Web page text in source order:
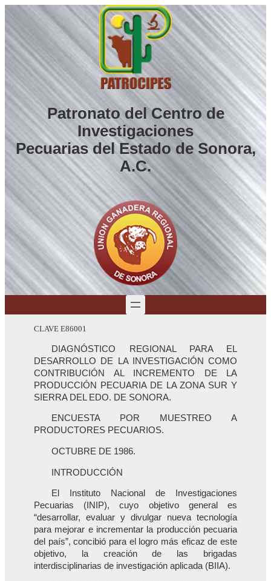
Saltar
al
contenido
Patronato del Centro de
Investigaciones
Pecuarias del Estado de Sonora,
A.C.
CLAVE E86001
DIAGNÓSTICO REGIONAL PARA EL
DESARROLLO DE LA INVESTIGACIÓN COMO
CONTRIBUCIÓN AL INCREMENTO DE LA
PRODUCCIÓN PECUARIA DE LA ZONA SUR Y
SIERRA DEL EDO. DE SONORA.
ENCUESTA POR MUESTREO A
PRODUCTORES PECUARIOS.
OCTUBRE DE 1986.
INTRODUCCIÓN
El Instituto Nacional de Investigaciones
Pecuarias (INIP), cuyo objetivo general es
“desarrollar, evaluar y divulgar nueva tecnología
para mejorar e incrementar la producción pecuaria
del país”, concibió para el logro más eficaz de este
objetivo, la creación de las brigadas
interdisciplinarias de investigación aplicada (BIIA).